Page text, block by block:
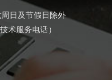
日及节假日除外
术服务电话）